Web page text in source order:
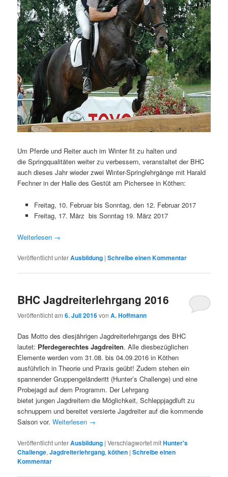
Um Pferde und Reiter auch im Winter fit zu halten und
die Springqualitäten weiter zu verbessern, veranstaltet der BHC
auch dieses Jahr wieder zwei Winter-Springlehrgänge mit Harald
Fechner in der Halle des Gestüt am Pichersee in Köthen:
Freitag, 10. Februar bis Sonntag, den 12. Februar 2017
Freitag, 17. März bis Sonntag 19. März 2017
Weiterlesen →
Veröffentlicht unterAusbildung |Schreibe einen Kommentar
BHC Jagdreiterlehrgang 2016
Veröffentlicht am6. Juli 2016vonA. Hoffmann
Das Motto des diesjährigen Jagdreiterlehrgangs des BHC
lautet: Pferdegerechtes Jagdreiten. Alle diesbezüglichen
Elemente werden vom 31.08. bis 04.09.2016 in Köthen
ausführlich in Theorie und Praxis geübt! Zudem stehen ein
spannender Gruppengeländeritt (Hunter’s Challenge) und eine
Probejagd auf dem Programm. Der Lehrgang
bietet jungen Jagdreitern die Möglichkeit, Schleppjagdluft zu
schnuppern und bereitet versierte Jagdreiter auf die kommende
Saison vor. Weiterlesen →
Veröffentlicht unterAusbildung |Verschlagwortet mitHunter's
Challenge,Jagdreiterlehrgang,köthen |Schreibe einen
Kommentar